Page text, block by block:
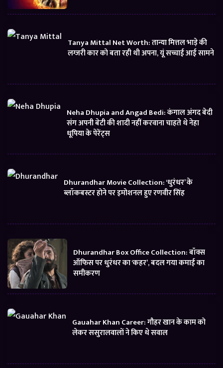
Tanya Mittal Net Worth: तान्या मित्तल भाड़े की
लग्जरी कार को बता रही थी अपना, यूं सच्चाई आई सामने
Neha Dhupia and Angad Bedi: कंगाल अंगद बेदी
संग अपनी बेटी की शादी नहीं करवाना चाहते थे नेहा
धूपिया के पेरेंट्स
Dhurandhar Movie Collection: ‘धुरंधर’ के
ब्लॉकबस्टर होने पर इमोशनल हुए रणवीर सिंह
Dhurandhar Box Office Collection: बॉक्स
ऑफिस पर धुरंधर का ‘कहर’, बदल गया कमाई का
समीकरण
Gauahar Khan Career: गौहर खान के काम को
लेकर ससुरालवालों ने किए थे सवाल